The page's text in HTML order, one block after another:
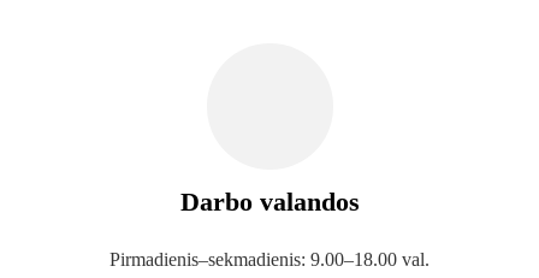
Darbo valandos
Pirmadienis–sekmadienis: 9.00–18.00 val.